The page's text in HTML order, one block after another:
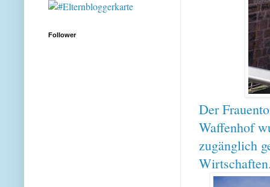
Der
Waffenhof
zugänglich
Follower